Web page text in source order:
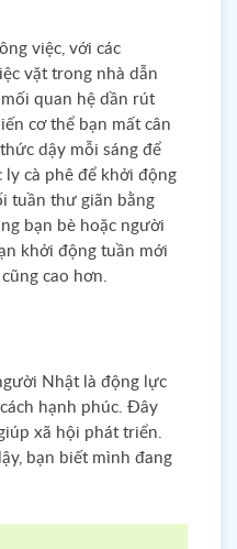
việc, với các
vặt trong nhà dẫn
quan hệ dần rút
cơ thể bạn mất cân
dậy mỗi sáng để
ly cà phê để khởi động
tuần thư giãn bằng
bạn bè hoặc người
khởi động tuần mới
cao hơn.
Nhật là động lực
hạnh phúc. Đây
xã hội phát triển.
bạn biết mình đang